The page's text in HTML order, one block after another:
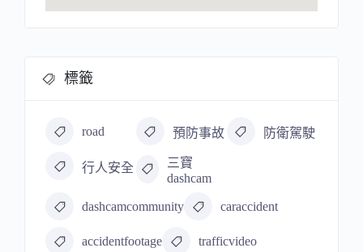
標籤
road 預防事故 防衛駕駛
行人安全
三寶
dashcam
dashcamcommunity caraccident
accidentfootage trafficvideo